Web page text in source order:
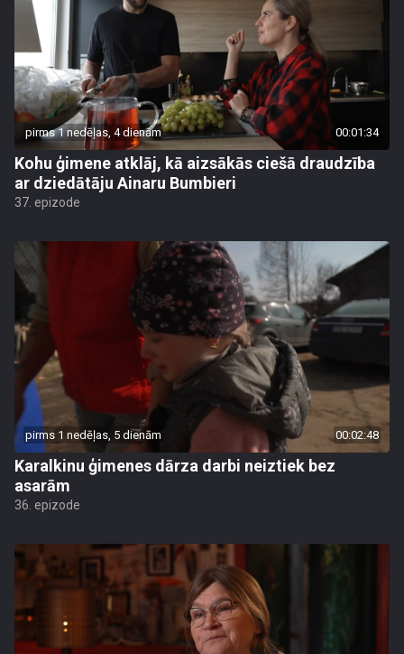
pirms 1 nedēļas, 4 dienām 00:01:34
Kohu ģimene atklāj, kā aizsākās ciešā draudzība
ar dziedātāju Ainaru Bumbieri
37. epizode
pirms 1 nedēļas, 5 dienām 00:02:48
Karalkinu ģimenes dārza darbi neiztiek bez
asarām
36. epizode